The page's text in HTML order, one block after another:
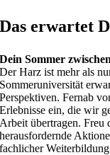
Das erwartet
Dein Sommer
Der Harz ist mehr als
Sommeruniversität
Perspektiven. Fernab
Erlebnisse ein, die wir
Arbeit übertragen.Freu
herausfordernde
fachlicher